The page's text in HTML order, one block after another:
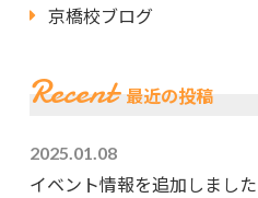
京橋校ブログ
Recent 最近の投稿
2025.01.08
イベント情報を追加しました